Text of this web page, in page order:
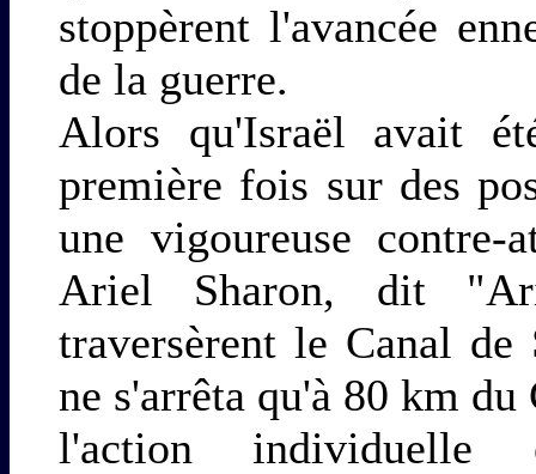
stoppèrent l'avancée
de la guerre.
Alors qu'Israël avait
première fois sur des
une vigoureuse contre-
Ariel Sharon, dit
traversèrent le Canal
ne s'arrêta qu'à 80 km
l'action individuelle